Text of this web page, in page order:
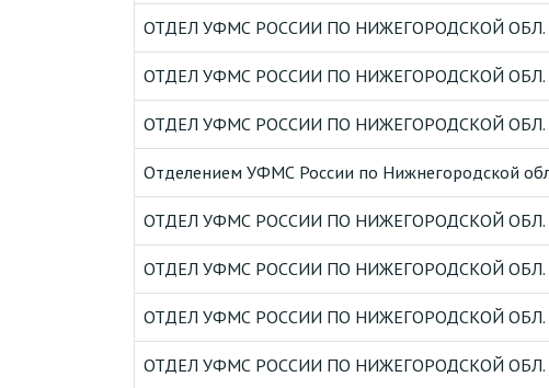
ОТДЕЛ УФМС РОССИИ ПО НИЖЕГОРОДСКОЙ
ОТДЕЛ УФМС РОССИИ ПО НИЖЕГОРОДСКОЙ
ОТДЕЛ УФМС РОССИИ ПО НИЖЕГОРОДСКОЙ
Отделением УФМС России по Нижнегородской
ОТДЕЛ УФМС РОССИИ ПО НИЖЕГОРОДСКОЙ
ОТДЕЛ УФМС РОССИИ ПО НИЖЕГОРОДСКОЙ
ОТДЕЛ УФМС РОССИИ ПО НИЖЕГОРОДСКОЙ ОБЛ.
ОТДЕЛ УФМС РОССИИ ПО НИЖЕГОРОДСКОЙ